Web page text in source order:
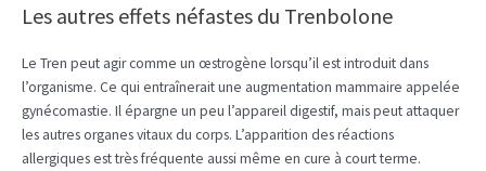
Les autres effets néfastes du Trenbolone
Le Tren peut agir comme un œstrogène lorsqu’il est introduit dans
l’organisme. Ce qui entraînerait une augmentation mammaire appelée
gynécomastie. Il épargne un peu l’appareil digestif, mais peut attaquer
les autres organes vitaux du corps. L’apparition des réactions
allergiques est très fréquente aussi même en cure à court terme.